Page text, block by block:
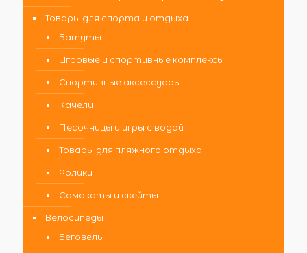
Товары для спорта и отдыха
Батуты
Игровые и спортивные комплексы
Спортивные аксессуары
Качели
Песочницы и игры с водой
Товары для пляжного отдыха
Ролики
Самокаты и скейты
Велосипеды
Беговелы